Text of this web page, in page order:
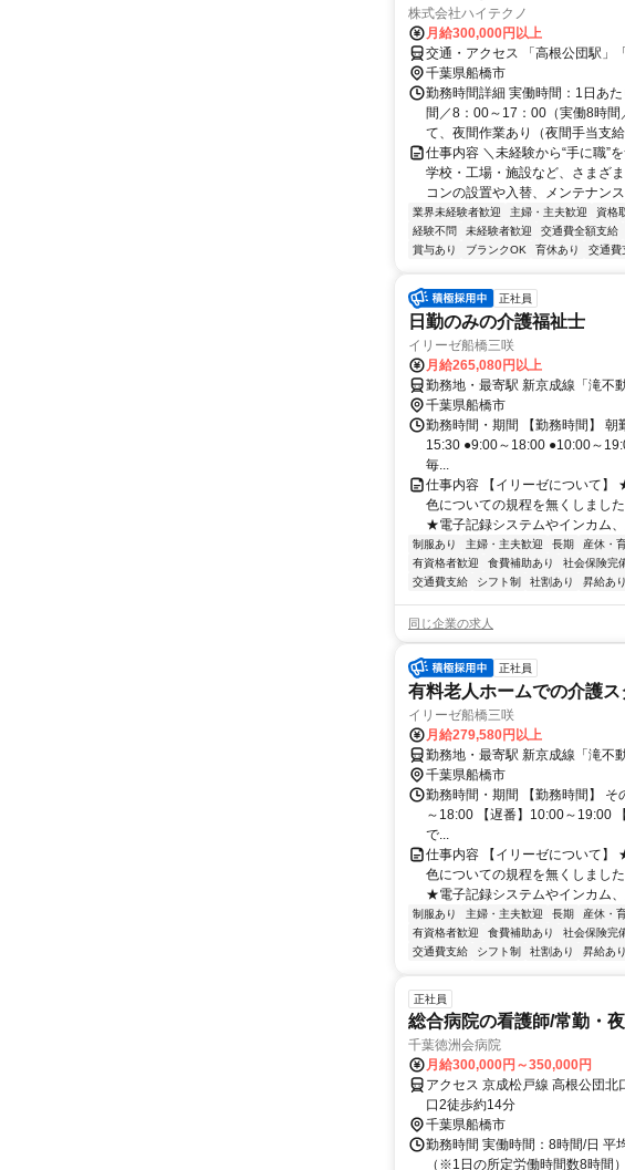
株式会社ハイテクノ
月給300,000円以上
交通・アクセス 「高根公団駅」
千葉県船橋市
勤務時間詳細 実働時間：1日あ
間／8：00～17：00（実働8時
て、夜間作業あり（夜間手当支
仕事内容 ＼未経験から“手に職”
学校・工場・施設など、さまざ
コンの設置や入替、メンテナン
業界未経験者歓迎 主婦・主夫歓迎 資格
経験不問
未経験者歓迎 交通費全額支給
賞与あり
ブランクOK 育休あり 交通費
正社員
日勤のみの介護福祉士
イリーゼ船橋三咲
月給265,080円以上
勤務地・最寄駅 新京成線「滝不
千葉県船橋市
勤務時間・期間 【勤務時間】 朝
15:30 ●9:00～18:00 ●10:00～
毎...
仕事内容 【イリーゼについて】
色についての規程を無くしまし
★電子記録システムやインカム
制服あり 主婦・主夫歓迎 長期 産休・
有資格者歓迎
食費補助あり 社会保険完
交通費支給
シフト制 社割あり 昇給あり
同じ企業の求人
正社員
有料老人ホームでの介護ス
イリーゼ船橋三咲
月給279,580円以上
勤務地・最寄駅 新京成線「滝不
千葉県船橋市
勤務時間・期間 【勤務時間】
～18:00 【遅番】10:00～19:00
で...
仕事内容 【イリーゼについて】
色についての規程を無くしまし
★電子記録システムやインカム
制服あり 主婦・主夫歓迎 長期 産休・
有資格者歓迎
食費補助あり 社会保険完
交通費支給
シフト制 社割あり 昇給あり
正社員
総合病院の看護師/常勤・
千葉徳洲会病院
月給300,000円～350,000円
アクセス 京成松戸線 高根公団
口2徒歩約14分
千葉県船橋市
勤務時間 実働時間：8時間/日 平
（※1日の所定労働時間数8時間）